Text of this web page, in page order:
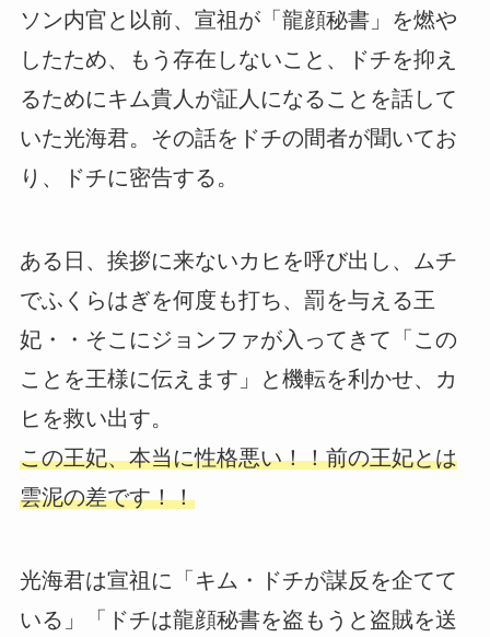
ソン内官と以前、宣祖が「龍顔秘書」を燃や
したため、もう存在しないこと、ドチを抑え
るためにキム貴人が証人になることを話して
いた光海君。その話をドチの間者が聞いてお
り、ドチに密告する。
ある日、挨拶に来ないカヒを呼び出し、ムチ
でふくらはぎを何度も打ち、罰を与える王
妃・・そこにジョンファが入ってきて「この
ことを王様に伝えます」と機転を利かせ、カ
ヒを救い出す。
この王妃、本当に性格悪い！！前の王妃とは
雲泥の差です！！
光海君は宣祖に「キム・ドチが謀反を企てて
いる」「ドチは龍顔秘書を盗もうと盗賊を送